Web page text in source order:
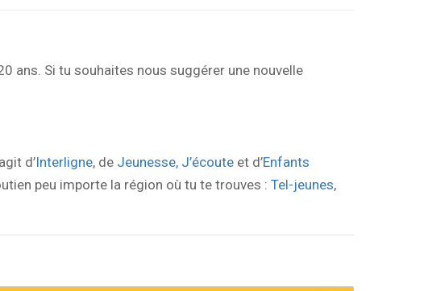
ans. Si tu souhaites nous suggérer une nouvelle
d’Interligne, de Jeunesse, J’écoute et d’Enfants
peu importe la région où tu te trouves : Tel-jeunes,